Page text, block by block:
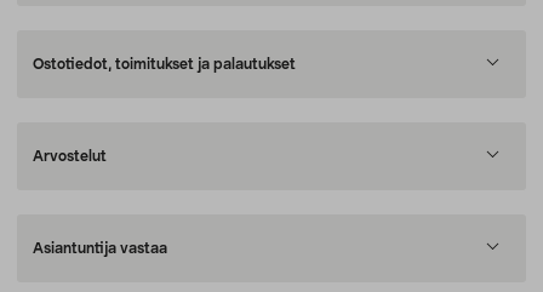
Ostotiedot, toimitukset ja palautukset
Arvostelut
Asiantuntija vastaa